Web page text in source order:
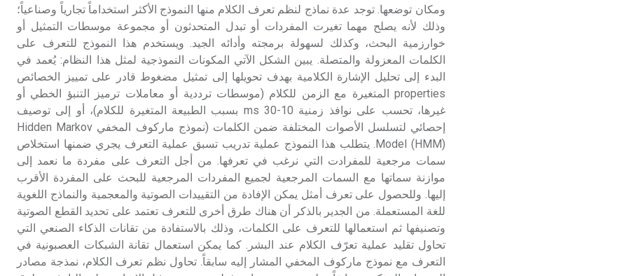
ومكان توضعها. توجد عدة نماذج لنظم تعرف الكلام منها النموذج الأكثر استخداماً تجارياً وصناعياً؛
وذلك لأنه يصلح مهما تغيرت المفردات أو تبدل المتحدثون أو مجموعة موسطات التمثيل أو
خوارزمية البحث، وكذلك لسهولة برمجته وأدائه الجيد. ويستخدم هذا النموذج للتعرف على
الكلمات المعزولة والمتصلة. يبين الشكل الآتي المكونات النموذجية لمثل هذا النظام: يُعمد في
البدء إلى تحليل الإشارة الكلامية بهدف تحويلها إلى تمثيل مضغوط قادر على تمييز الخصائص
properties المتغيرة مع الزمن للكلام (موسطات ترددية أو معاملات ترميز التنبؤ الخطي أو
غيرها، تحسب على نوافذ زمنية 10-30 ms بسبب الطبيعة المتغيرة للكلام)، أو إلى توصيف
إحصائي لتسلسل الأصوات المختلفة ضمن الكلمات (نموذج ماركوف المخفي Hidden Markov
Model (HMM). يتطلب هذا النموذج عملية تدريب تسبق عملية التعرف يجري ضمنها استخلاص
سمات مرجعية للمفرادت التي نرغب في تعرفها. من أجل التعرف على مفردة ما نعمد إلى
موازنة سماتها مع السمات المرجعية لجميع المفردات المرجعية للبحث على المفردة الأقرب
إليها. وللحصول على تعرف أمثل يمكن الإفادة من التقييدات الصوتية والمعجمية والنماذج اللغوية
للغة المستعملة. من الجدير بالذكر أن هناك طرق أخرى للتعرف تعتمد على تحديد القطع الصوتية
وتصنيفها ثم استعمالها للتعرف على الكلمات، وذلك بالاستفادة من تقانات الذكاء الصنعي التي
تحاول تقليد عملية تعرّف الكلام عند البشر. كما يمكن استعمال تقانة الشبكات العصبونية في
التعرف مع نموذج ماركوف المخفي المشار إليه سابقاً. تحاول نظم تعرف الكلام، نمذجة مصادر